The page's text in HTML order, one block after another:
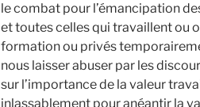
le combat pour l’émancipation
et toutes celles qui travaillent ou
formation ou privés
nous laisser abuser par les
sur l’importance de la valeur
inlassablement pour anéantir la